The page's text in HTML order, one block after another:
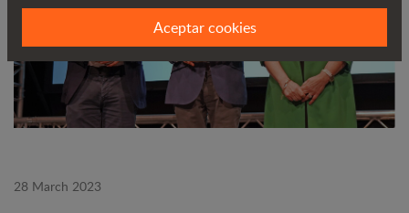
28 March 2023
Aceptar cookies